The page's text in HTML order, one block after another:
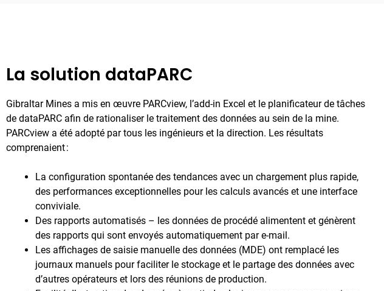
La solution dataPARC
Gibraltar Mines a mis en œuvre PARCview, l’add-in Excel et le planificateur de tâches
de dataPARC afin de rationaliser le traitement des données au sein de la mine.
PARCview a été adopté par tous les ingénieurs et la direction. Les résultats
comprenaient :
La configuration spontanée des tendances avec un chargement plus rapide,
des performances exceptionnelles pour les calculs avancés et une interface
conviviale.
Des rapports automatisés – les données de procédé alimentent et génèrent
des rapports qui sont envoyés automatiquement par e-mail.
Les affichages de saisie manuelle des données (MDE) ont remplacé les
journaux manuels pour faciliter le stockage et le partage des données avec
d’autres opérateurs et lors des réunions de production.